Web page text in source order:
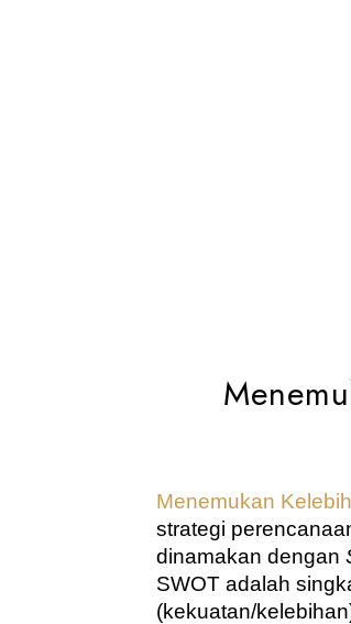
Menemukan
strategi
dinamakan dengan
SWOT adalah
(kekuatan/